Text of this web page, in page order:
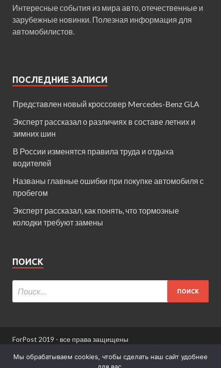
Интересные события из мира авто, отечественные и
зарубежные новинки. Полезная информация для
автомобилистов.
ПОСЛЕДНИЕ ЗАПИСИ
Представлен новый кроссовер Mercedes-Benz GLA
Эксперт рассказал о различиях в составе летних и
зимних шин
В России изменятся правила труда и отдыха
водителей
Названы главные ошибки при покупке автомобиля с
пробегом
Эксперт рассказал, как понять, что тормозные
колодки требуют замены
ПОИСК
ForPost 2019 - все права защищены
При использовании материалов сайта ссылка
Мы обрабатываем cookies, чтобы сделать наш сайт удобнее